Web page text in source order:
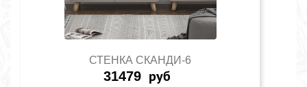
СТЕНКА СКАНДИ-6
31479 руб